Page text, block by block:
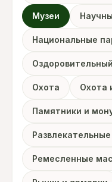
Музеи
Национальные
Охота Охота
Памятники и
Ремесленные